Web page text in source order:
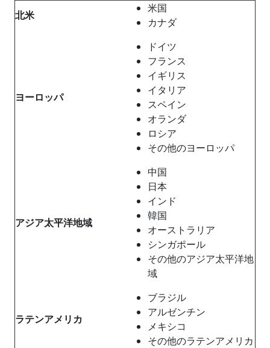
北米
米国
カナダ
ヨーロッパ
ドイツ
フランス
イギリス
イタリア
スペイン
オランダ
ロシア
その他のヨーロッパ
アジア太平洋地域
中国
日本
インド
韓国
オーストラリア
シンガポール
その他のアジア太平洋地
域
ラテンアメリカ
ブラジル
アルゼンチン
メキシコ
その他のラテンアメリカ